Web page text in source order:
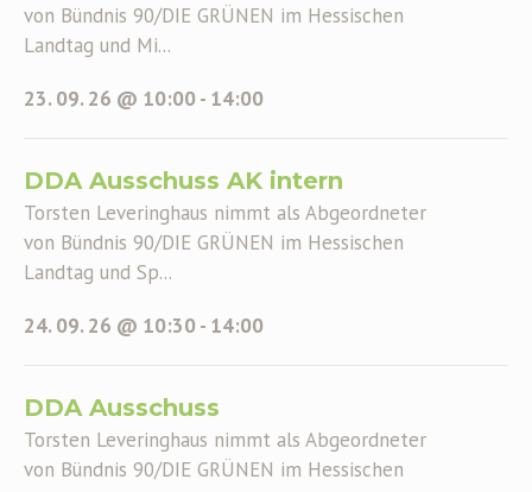
von Bündnis 90/DIE GRÜNEN im Hessischen
Landtag und Mi...
23. 09. 26 @ 10:00- 14:00
DDA Ausschuss AK intern
Torsten Leveringhaus nimmt als Abgeordneter
von Bündnis 90/DIE GRÜNEN im Hessischen
Landtag und Sp...
24. 09. 26 @ 10:30- 14:00
DDA Ausschuss
Torsten Leveringhaus nimmt als Abgeordneter
von Bündnis 90/DIE GRÜNEN im Hessischen